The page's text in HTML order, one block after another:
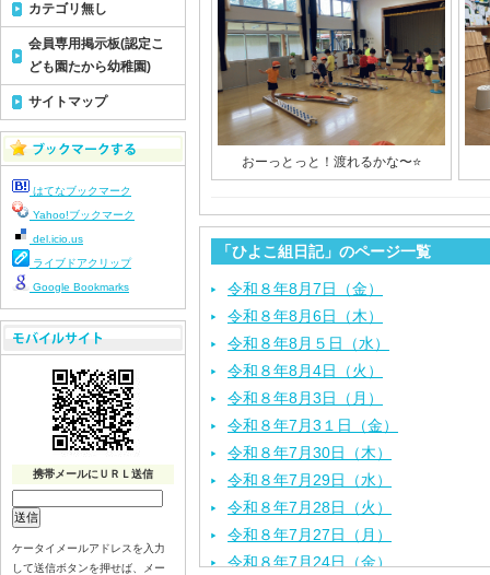
おーっとっと！渡れるかな〜⭐️
「ひよこ組日記」のページ一覧
令和８年8月7日（金）
令和８年8月6日（木）
令和８年8月５日（水）
令和８年8月4日（火）
令和８年8月3日（月）
令和８年7月3１日（金）
令和８年7月30日（木）
令和８年7月29日（水）
令和８年7月28日（火）
令和８年7月27日（月）
令和８年7月24日（金）
カテゴリ無し
会員専用掲示板(認定こ
ども園たから幼稚園)
サイトマップ
はてなブックマーク
Yahoo!ブックマーク
del.icio.us
ライブドアクリップ
Google Bookmarks
携帯メールにＵＲＬ送信
ケータイメールアドレスを入力
して送信ボタンを押せば、メー